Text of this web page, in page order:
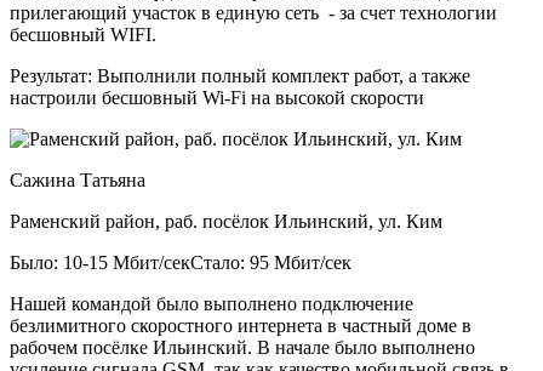
прилегающий участок в единую сеть - за счет технологии
бесшовный WIFI.
Результат: Выполнили полный комплект работ, а также
настроили бесшовный Wi-Fi на высокой скорости
Сажина Татьяна
Раменский район, раб. посёлок Ильинский, ул. Ким
Было: 10-15 Мбит/секСтало: 95 Мбит/сек
Нашей командой было выполнено подключение
безлимитного скоростного интернета в частный доме в
рабочем посёлке Ильинский. В начале было выполнено